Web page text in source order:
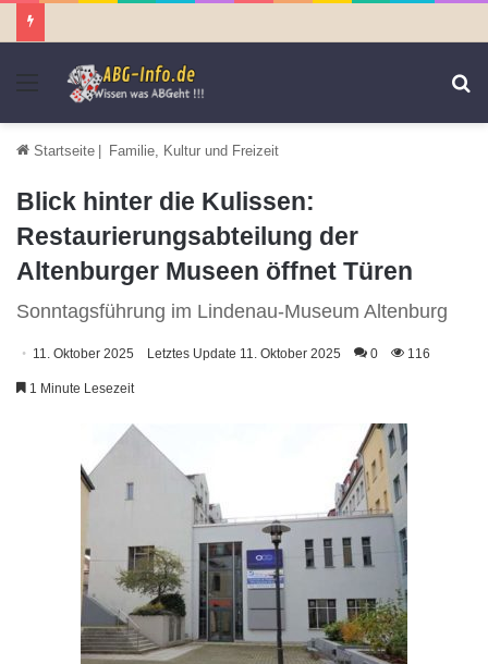
Menü
Startseite | Familie, Kultur und Freizeit
Blick hinter die Kulissen:
Restaurierungsabteilung der
Altenburger Museen öffnet Türen
Sonntagsführung im Lindenau-Museum Altenburg
11. Oktober 2025 Letztes Update 11. Oktober 2025 0 116
1 Minute Lesezeit